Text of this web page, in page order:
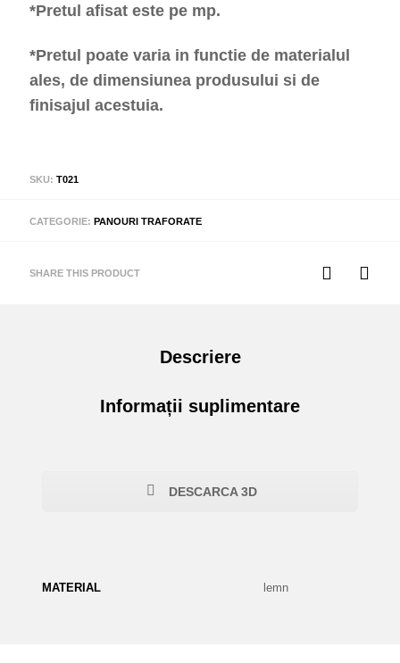
*Pretul afisat este pe mp.
*Pretul poate varia in functie de materialul
ales, de dimensiunea produsului si de
finisajul acestuia.
SKU:T021
CATEGORIE:PANOURI TRAFORATE
SHARE THIS PRODUCT
Descriere
Informații suplimentare
DESCARCA 3D
MATERIAL lemn